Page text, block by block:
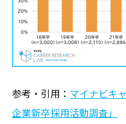
参考・引用： マイナビキ
企業新卒採用活動調査」